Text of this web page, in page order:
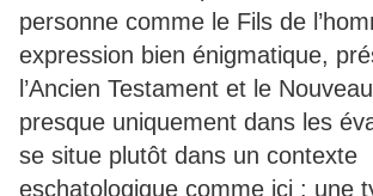
personne comme le Fils de
expression bien énigmatique,
l’Ancien Testament et le
presque uniquement dans les
se situe plutôt dans un contexte
eschatologique comme ici : une